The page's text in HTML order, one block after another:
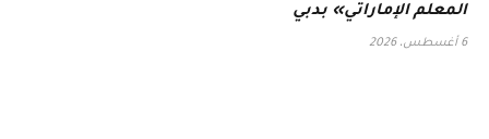
المعلم الإماراتي» بدبي
6 أغسطس، 2026